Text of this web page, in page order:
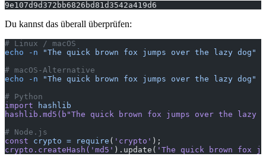
9e107d9d372bb6826bd81d3542a419d6
Du kannst das überall überprüfen:
# Linux / macOS
echo -n "The quick brown fox jumps over the lazy dog"
# macOS-Alternative
echo -n "The quick brown fox jumps over the lazy dog"
# Python
import hashlib
hashlib.md5(b "The quick brown fox jumps over the lazy
# Node.js
const crypto = require ( 'crypto' );
crypto.createHash( 'md5' ).update( 'The quick brown fox